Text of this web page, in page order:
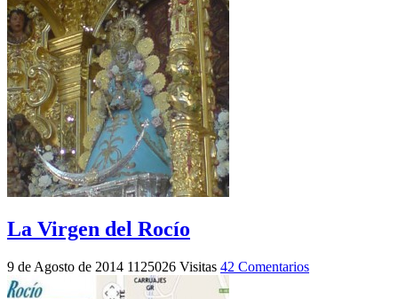
La Virgen del Rocío
9 de Agosto de 2014 1125026 Visitas 42 Comentarios